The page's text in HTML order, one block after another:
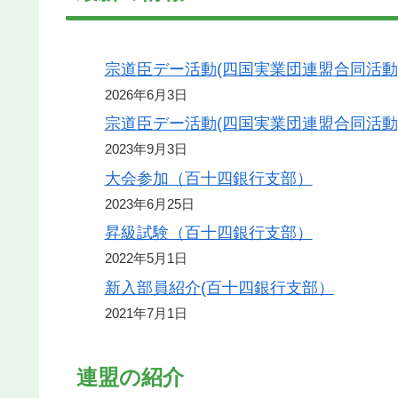
宗道臣デー活動(四国実業団連盟合同活
2026年6月3日
宗道臣デー活動(四国実業団連盟合同活
2023年9月3日
大会参加（百十四銀行支部）
2023年6月25日
昇級試験（百十四銀行支部）
2022年5月1日
新入部員紹介(百十四銀行支部）
2021年7月1日
連盟の紹介